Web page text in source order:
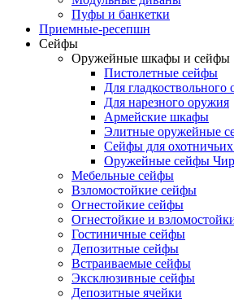
Пуфы и банкетки
Приемные-ресепшн
Сейфы
Оружейные шкафы и сейфы
Пистолетные сейфы
Для гладкоствольного
Для нарезного оружия
Армейские шкафы
Элитные оружейные
Сейфы для
Оружейные сейфы
Мебельные сейфы
Взломостойкие сейфы
Огнестойкие сейфы
Огнестойкие и
Гостиничные сейфы
Депозитные сейфы
Встраиваемые сейфы
Эксклюзивные сейфы
Депозитные ячейки